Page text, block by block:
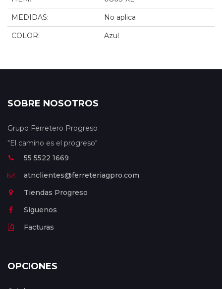
MEDIDAS: No aplica
COLOR: Azul
SOBRE NOSOTROS
Grupo Ferretero Progreso
"El camino es el progreso"
55 5522 1669
atnclientes@ferreteriagpro.com
Tiendas Progreso
Siguenos
Facturas
OPCIONES